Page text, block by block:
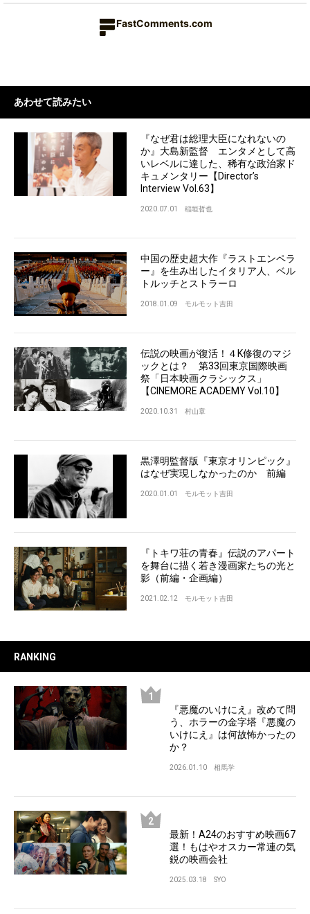
FastComments.com
あわせて読みたい
『なぜ君は総理大臣になれないの
か』大島新監督 エンタメとして高
いレベルに達した、稀有な政治家ド
キュメンタリー【Director’s
Interview Vol.63】
2020.07.01 稲垣哲也
中国の歴史超大作『ラストエンペラ
ー』を生み出したイタリア人、ベル
トルッチとストラーロ
2018.01.09 モルモット吉田
伝説の映画が復活！４K修復のマジ
ックとは？ 第33回東京国際映画
祭「日本映画クラシックス」
【CINEMORE ACADEMY Vol.10】
2020.10.31 村山章
黒澤明監督版『東京オリンピック』
はなぜ実現しなかったのか 前編
2020.01.01 モルモット吉田
『トキワ荘の青春』伝説のアパート
を舞台に描く若き漫画家たちの光と
影（前編・企画編）
2021.02.12 モルモット吉田
RANKING
『悪魔のいけにえ』改めて問
う、ホラーの金字塔『悪魔の
いけにえ』は何故怖かったの
か？
2026.01.10 相馬学
最新！A24のおすすめ映画67
選！もはやオスカー常連の気
鋭の映画会社
2025.03.18 SYO